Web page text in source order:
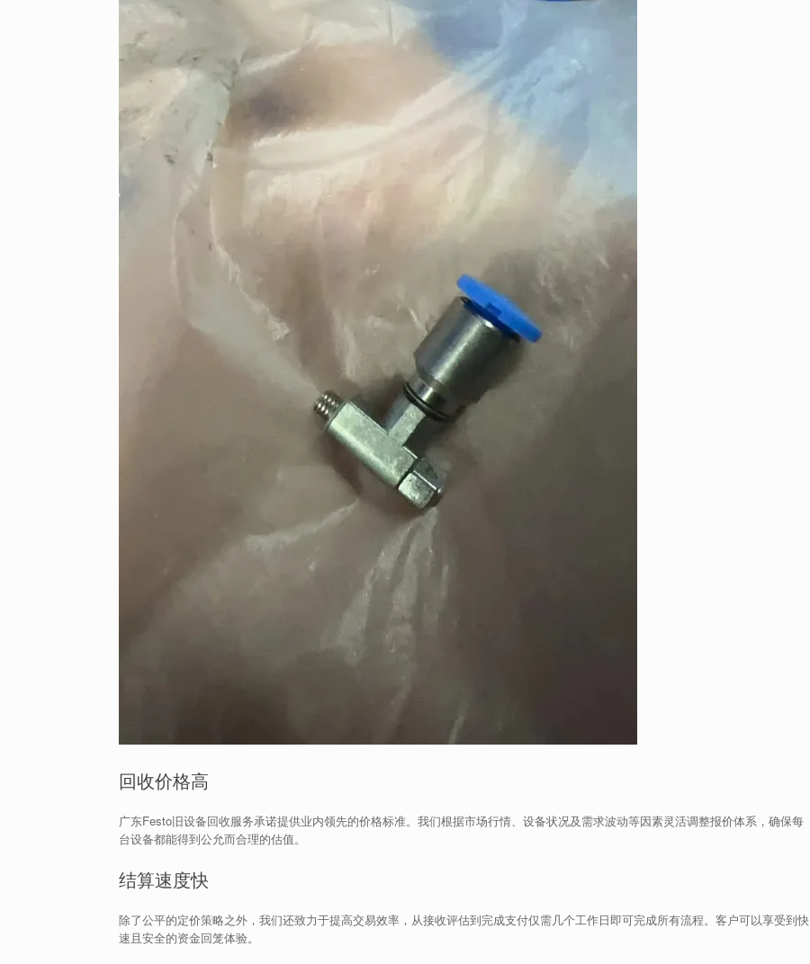
回收价格高
广东Festo旧设备回收服务承诺提供业内领先的价格标准。我们根据市场行情、设备状况及需求波动等因素灵活调整报价体系，确保每
台设备都能得到公允而合理的估值。
结算速度快
除了公平的定价策略之外，我们还致力于提高交易效率，从接收评估到完成支付仅需几个工作日即可完成所有流程。客户可以享受到快
速且安全的资金回笼体验。